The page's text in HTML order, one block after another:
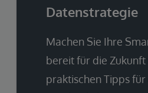
Datenstrategie
Machen Sie Ihre
bereit für die
praktischen Tipps